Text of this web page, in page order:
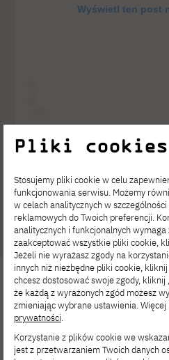
Wyświetl ten post
Post udostępniony przez
Pliki cookies
Stosujemy pliki cookie w celu
funkcjonowania serwisu. Możemy
w celach analitycznych w
reklamowych do Twoich preferencji.
analitycznych i funkcjonalnych wymaga
zaakceptować wszystkie pliki cookie,
Jeżeli nie wyrażasz zgody na
innych niż niezbędne pliki cookie,
chcesz dostosować swoje zgody,
że każdą z wyrażonych zgód możesz
zmieniając wybrane ustawienia.
prywatności.
Korzystanie z plików cookie we
jest z przetwarzaniem Twoich danych